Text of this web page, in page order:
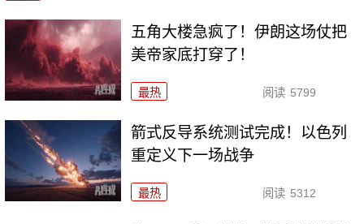
五角大楼急疯了！伊朗这场仗把
美帝家底打穿了！
最热 阅读 5799
箭式反导系统测试完成！以色列
重定义下一场战争
最热 阅读 5312